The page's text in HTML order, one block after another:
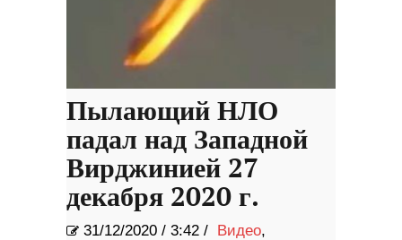
Пылающий НЛО
падал над Западной
Вирджинией 27
декабря 2020 г.
31/12/2020 / 3:42 / Видео,